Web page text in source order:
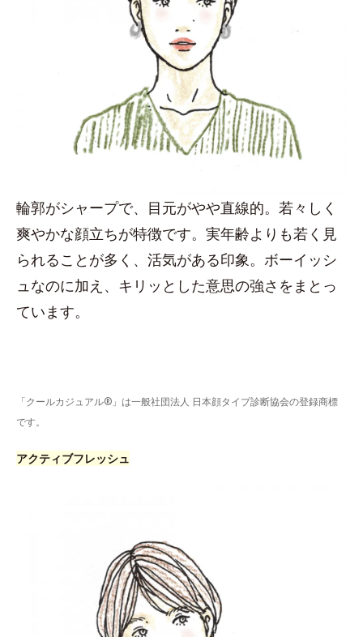
輪郭がシャープで、目元がやや直線的。若々しく
爽やかな顔立ちが特徴です。実年齢よりも若く見
られることが多く、活気がある印象。ボーイッシ
ュなのに加え、キリッとした意思の強さをまとっ
ています。
「クールカジュアル®」は一般社団法人 日本顔タイプ診断協会の登録商標
です。
アクティブフレッシュ